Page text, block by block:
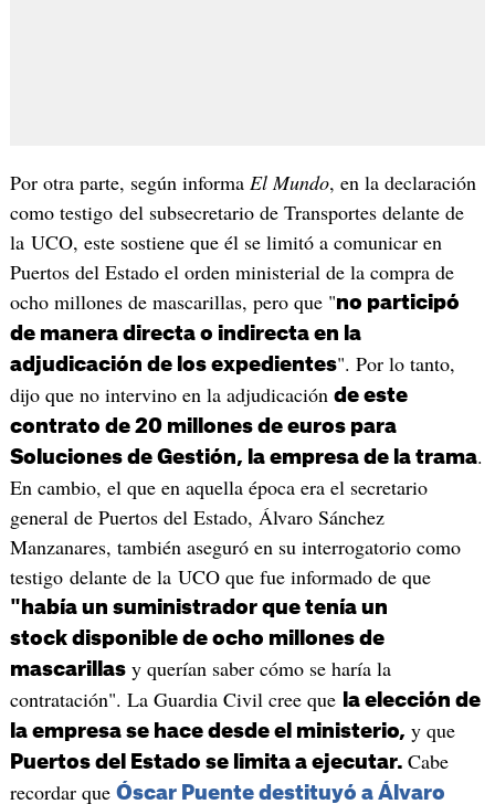
Por otra parte, según informa El Mundo, en la declaración
como testigo del subsecretario de Transportes delante de
la UCO, este sostiene que él se limitó a comunicar en
Puertos del Estado el orden ministerial de la compra de
ocho millones de mascarillas, pero que "no participó
de manera directa o indirecta en la
adjudicación de los expedientes". Por lo tanto,
dijo que no intervino en la adjudicación de este
contrato de 20 millones de euros para
Soluciones de Gestión, la empresa de la trama.
En cambio, el que en aquella época era el secretario
general de Puertos del Estado, Álvaro Sánchez
Manzanares, también aseguró en su interrogatorio como
testigo delante de la UCO que fue informado de que
"había un suministrador que tenía un
stock disponible de ocho millones de
mascarillasy querían saber cómo se haría la
contratación". La Guardia Civil cree que
la elección de
la empresa se hace desde el ministerio, y que
Puertos del Estado se limita a ejecutar. Cabe
recordar que Óscar Puente destituyó a Álvaro